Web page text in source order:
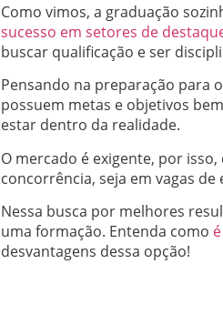
Como vimos, a graduação
sucesso em setores de
buscar qualificação e ser
Pensando na preparação para
possuem metas e objetivos
estar dentro da realidade.
O mercado é exigente, por
concorrência, seja em vagas
Nessa busca por melhores
uma formação. Entenda como
desvantagens dessa opção!